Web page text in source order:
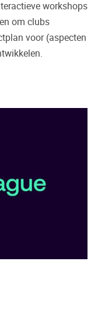
workshops
om clubs
voor (aspecten